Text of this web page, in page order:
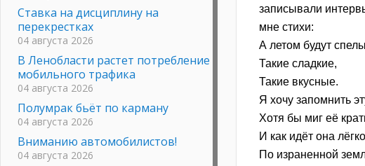
записывали
мне стихи:
А летом будут
Такие сладкие,
Такие вкусные.
Я хочу запомнить
Хотя бы миг её
И как идёт она
По израненной
Ставка на дисциплину на
перекрестках
04 августа 2026
В Ленобласти растет потребление
мобильного трафика
04 августа 2026
Полумрак бьёт по карману
04 августа 2026
Вниманию автомобилистов!
04 августа 2026